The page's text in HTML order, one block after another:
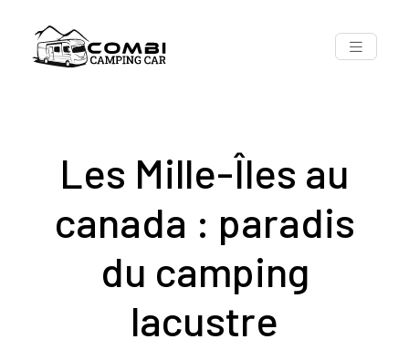
Les Mille-Îles au
canada : paradis
du camping
lacustre